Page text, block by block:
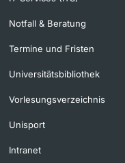
Notfall & Beratung
Termine und Fristen
Universitätsbibliothek
Vorlesungsverzeichnis
Unisport
Intranet